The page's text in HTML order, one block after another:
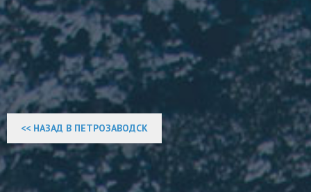
<< НАЗАД В ПЕТРОЗАВОДСК